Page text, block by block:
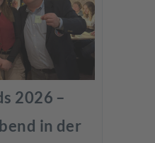
2026 –
in der